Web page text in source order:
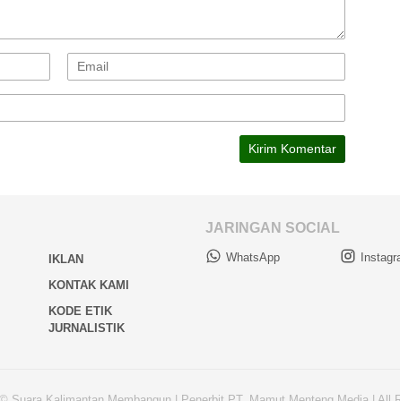
IKLAN
KONTAK KAMI
KODE ETIK
JURNALISTIK
JARINGAN SOCIAL
WhatsApp